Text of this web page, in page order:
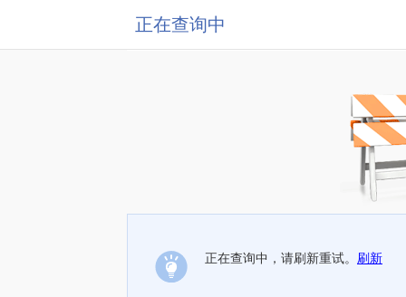
正在查询中
正在查询中，请刷新重试。 刷新